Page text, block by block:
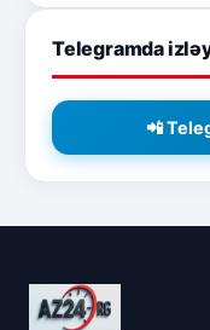
Telegramda
📲